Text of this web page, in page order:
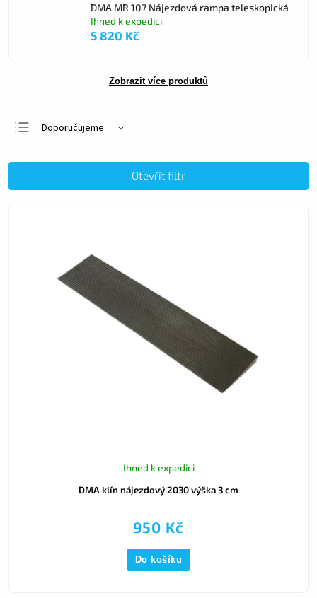
DMA MR 107 Nájezdová rampa teleskopická
Ihned k expedici
5 820 Kč
Zobrazit více produktů
Doporučujeme
Otevřít filtr
DMA klín nájezdový 2030 výška 3 cm
Ihned k expedici
950 Kč
Do košíku